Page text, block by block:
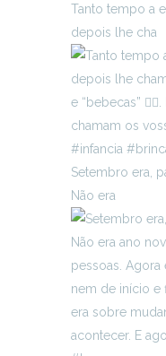
Tanto tempo a
depois lhe cha
Setembro era,
Não era